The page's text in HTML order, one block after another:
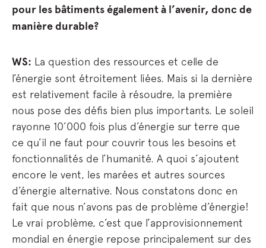
pour les bâtiments également à l’avenir, donc de
manière durable?
WS: La question des ressources et celle de
l’énergie sont étroitement liées. Mais si la dernière
est relativement facile à résoudre, la première
nous pose des défis bien plus importants. Le soleil
rayonne 10’000 fois plus d’énergie sur terre que
ce qu’il ne faut pour couvrir tous les besoins et
fonctionnalités de l’humanité. A quoi s’ajoutent
encore le vent, les marées et autres sources
d’énergie alternative. Nous constatons donc en
fait que nous n’avons pas de problème d’énergie!
Le vrai problème, c’est que l’approvisionnement
mondial en énergie repose principalement sur des